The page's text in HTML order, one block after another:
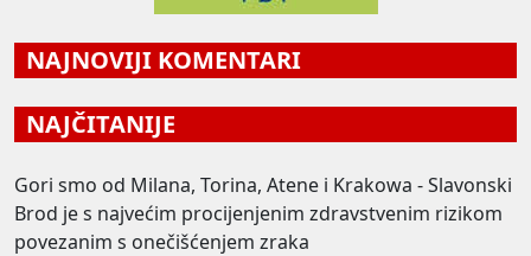
NAJNOVIJI KOMENTARI
NAJČITANIJE
Gori smo od Milana, Torina, Atene i Krakowa - Slavonski
Brod je s najvećim procijenjenim zdravstvenim rizikom
povezanim s onečišćenjem zraka